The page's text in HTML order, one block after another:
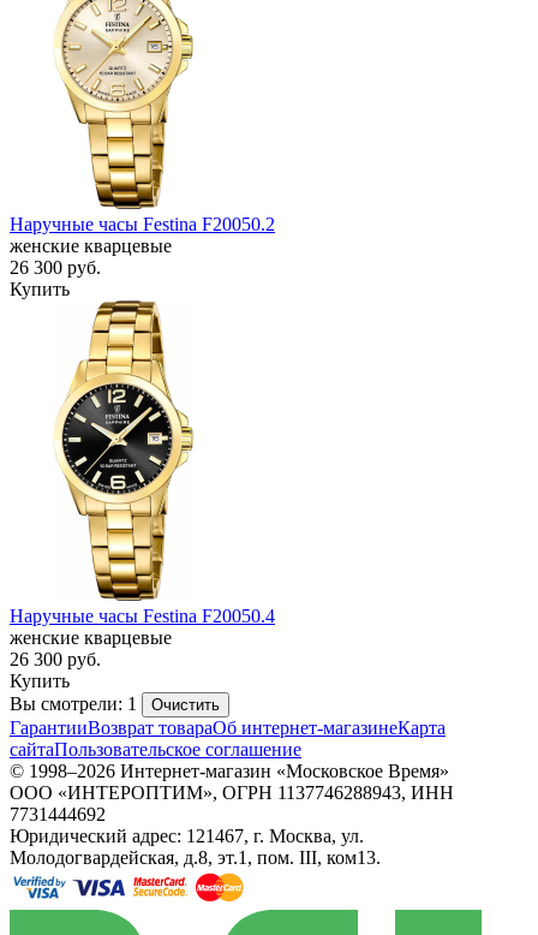
Наручные часы Festina F20050.2
женские кварцевые
26 300 руб.
Купить
Наручные часы Festina F20050.4
женские кварцевые
26 300 руб.
Купить
Вы смотрели: 1
Очистить
ГарантииВозврат товараОб интернет-магазинеКарта
сайтаПользовательское соглашение
© 1998–2026 Интернет-магазин «Московское Время»
ООО «ИНТЕРОПТИМ», ОГРН 1137746288943, ИНН
7731444692
Юридический адрес: 121467, г. Москва, ул.
Молодогвардейская, д.8, эт.1, пом. III, ком13.